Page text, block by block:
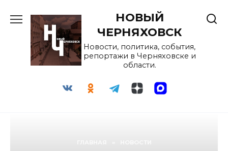
содержанию
НОВЫЙ
ЧЕРНЯХОВСК
Новости, политика, события,
репортажи в Черняховске и
области.